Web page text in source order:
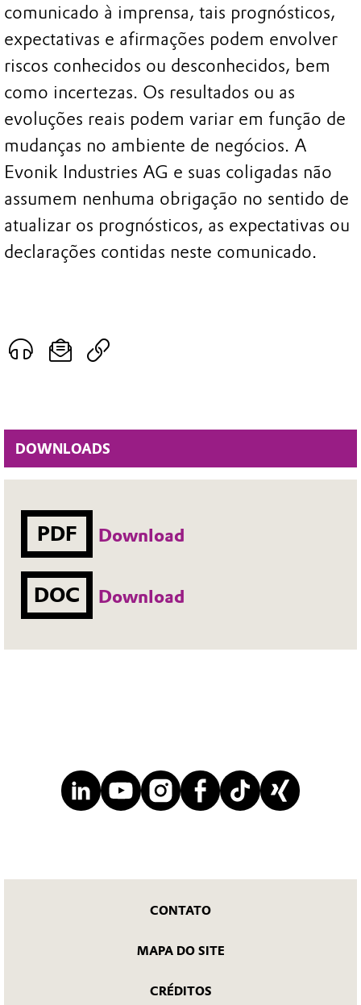
DOWNLOADS
PDF Download
DOC Download
comunicado à imprensa, tais prognósticos,
expectativas e afirmações podem envolver
riscos conhecidos ou desconhecidos, bem
como incertezas. Os resultados ou as
evoluções reais podem variar em função de
mudanças no ambiente de negócios. A
Evonik Industries AG e suas coligadas não
assumem nenhuma obrigação no sentido de
atualizar os prognósticos, as expectativas ou
declarações contidas neste comunicado.
CONTATO
MAPA DO SITE
CRÉDITOS